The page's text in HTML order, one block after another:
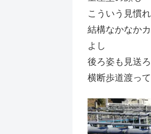
こういう見慣
結構なかなか
よし
後ろ姿も見送
横断歩道渡っ